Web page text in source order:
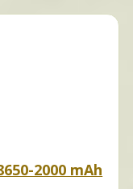
2000 mAh